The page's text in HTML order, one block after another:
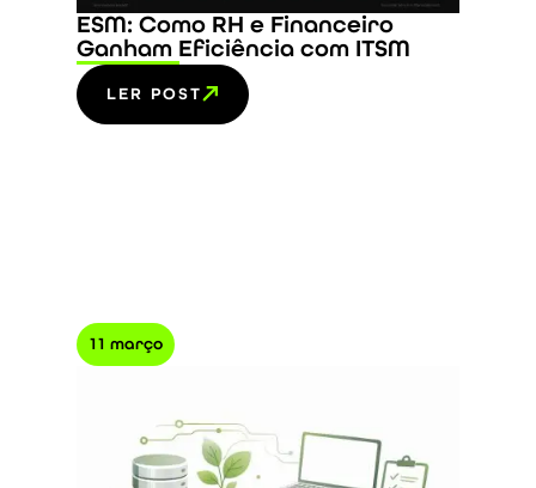
ESM: Como RH e Financeiro
Ganham Eficiência com ITSM
LER POST
11 março